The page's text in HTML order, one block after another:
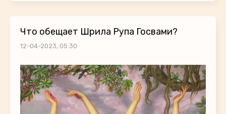
Что обещает Шрила Рупа Госвами?
12-04-2023, 05:30